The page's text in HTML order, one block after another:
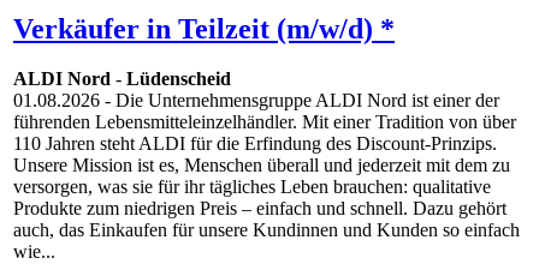
Verkäufer in Teilzeit (m/w/d) *
ALDI Nord - Lüdenscheid
01.08.2026 - Die Unternehmensgruppe ALDI Nord ist einer der
führenden Lebensmitteleinzelhändler. Mit einer Tradition von über
110 Jahren steht ALDI für die Erfindung des Discount-Prinzips.
Unsere Mission ist es, Menschen überall und jederzeit mit dem zu
versorgen, was sie für ihr tägliches Leben brauchen: qualitative
Produkte zum niedrigen Preis – einfach und schnell. Dazu gehört
auch, das Einkaufen für unsere Kundinnen und Kunden so einfach
wie...